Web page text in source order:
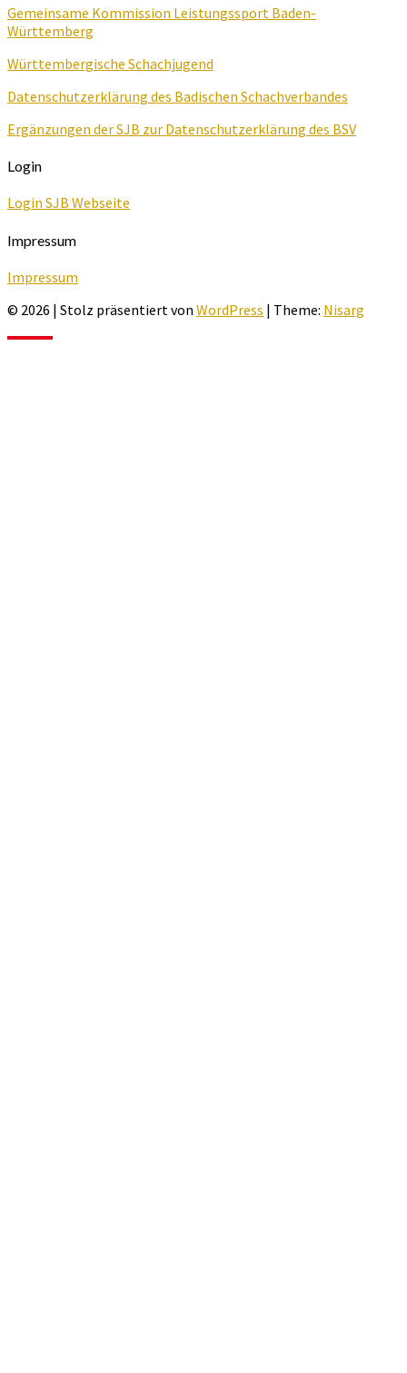
Gemeinsame Kommission Leistungssport Baden-
Württemberg
Württembergische Schachjugend
Datenschutzerklärung des Badischen Schachverbandes
Ergänzungen der SJB zur Datenschutzerklärung des BSV
Login
Login SJB Webseite
Impressum
Impressum
© 2026 | Stolz präsentiert von WordPress | Theme: Nisarg